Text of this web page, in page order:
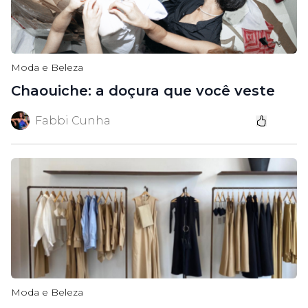
Moda e Beleza
Chaouiche: a doçura que você veste
Fabbi Cunha
Moda e Beleza